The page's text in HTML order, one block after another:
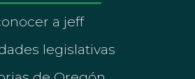
a jeff
legislativas